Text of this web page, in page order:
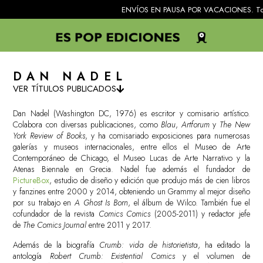
ENVÍOS EN PAUSA POR VACACIONES.
DAN NADEL
Dan Nadel (Washington DC, 1976) es escritor y comisario artístico.
Colabora con diversas publicaciones, comoBlau, Artforumy The New
York Review of Books, y ha comisariado exposiciones para numerosas
galerías y museos internacionales, entre ellos el Museo de Arte
Contemporáneo de Chicago, el Museo Lucas de Arte Narrativo y la
Atenas Biennale en Grecia. Nadel fue además el fundador de
PictureBox, estudio de diseño y edición que produjo más de cien libros
y fanzines entre 2000 y 2014, obteniendo un Grammy al mejor diseño
por su trabajo enA Ghost Is Born, el álbum de Wilco. También fue el
cofundador de la revista Comics Comics(2005-2011) y redactor jefe
de The Comics Journalentre 2011 y 2017.
Además de la biografía Crumb: vida de historietista, ha editado la
antología Robert Crumb: Existential Comicsy el volumen de
VER TÍTULOS PUBLICADOS